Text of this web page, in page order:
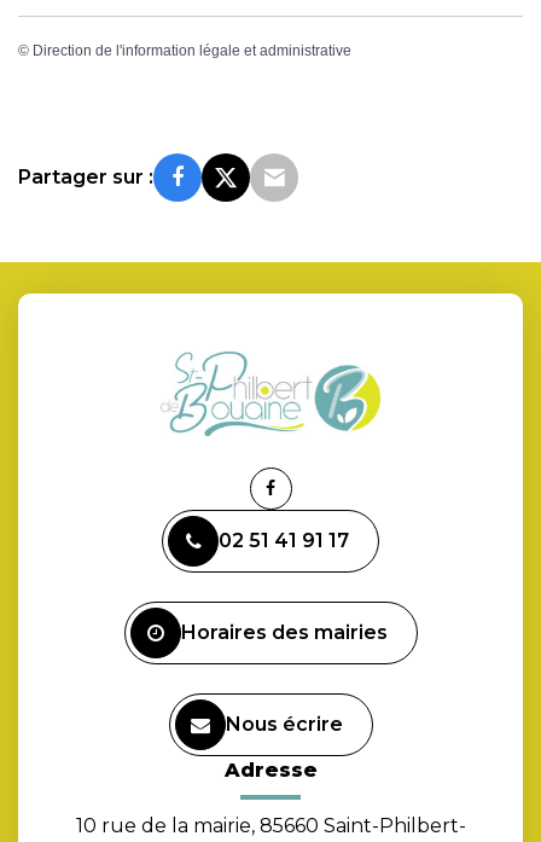
© Direction de l'information légale et administrative
Partager sur :
Lien
le
compte
02 51 41 91 17
Horaires des mairies
Nous écrire
Adresse
10 rue de la mairie, 85660 Saint-Philbert-